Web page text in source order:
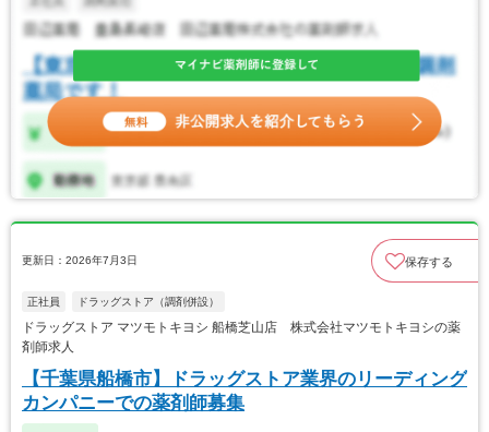
更新日：2026年7月3日 保存する
正社員 ドラッグストア（調剤併設）
ドラッグストア マツモトキヨシ 船橋芝山店 株式会社マツモトキヨシの薬
剤師求人
【千葉県船橋市】ドラッグストア業界のリーディング
カンパニーでの薬剤師募集